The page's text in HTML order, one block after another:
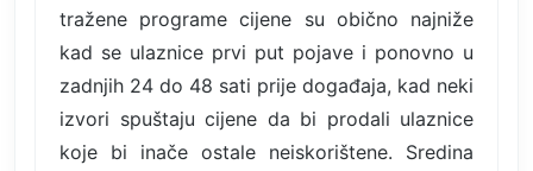
tražene programe cijene su obično najniže
kad se ulaznice prvi put pojave i ponovno u
zadnjih 24 do 48 sati prije događaja, kad neki
izvori spuštaju cijene da bi prodali ulaznice
koje bi inače ostale neiskorištene. Sredina